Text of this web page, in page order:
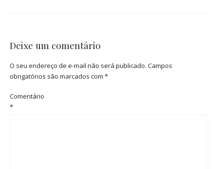
Deixe um comentário
O seu endereço de e-mail não será publicado. Campos
obrigatórios são marcados com *
Comentário
*